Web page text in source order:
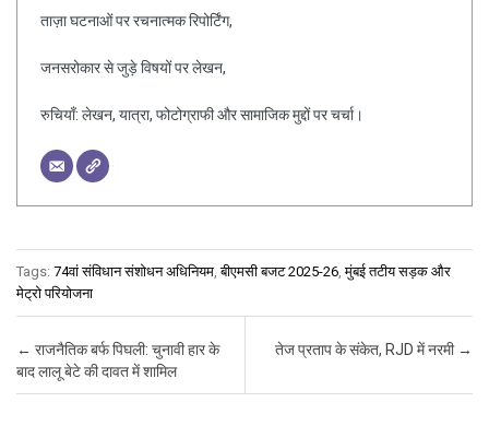
ताज़ा घटनाओं पर रचनात्मक रिपोर्टिंग,
जनसरोकार से जुड़े विषयों पर लेखन,
रुचियाँ: लेखन, यात्रा, फोटोग्राफी और सामाजिक मुद्दों पर चर्चा।
Tags: 74वां संविधान संशोधन अधिनियम ,बीएमसी बजट 2025-26 ,मुंबई तटीय सड़क और
मेट्रो परियोजना
Post navigation
← राजनैतिक बर्फ पिघली: चुनावी हार के
बाद लालू बेटे की दावत में शामिल
तेज प्रताप के संकेत, RJD में नरमी →